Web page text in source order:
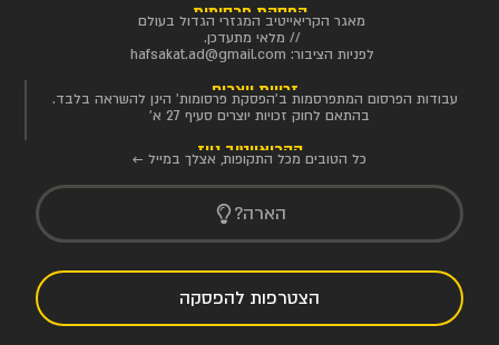
הפסקת פרסומות
מאגר הקריאייטיב המגזרי הגדול בעולם
// מלאי מתעדכן.
לפניות הציבור: hafsakat.ad@gmail.com
זכויות יוצרים
עבודות הפרסום המתפרסמות ב'הפסקת פרסומות' הינן להשראה בלבד.
בהתאם לחוק זכויות יוצרים סעיף 27 א'
הקריאייטיב ניוז
כל הטובים מכל התקופות, אצלך במייל ←
הארה?
הצטרפות להפסקה